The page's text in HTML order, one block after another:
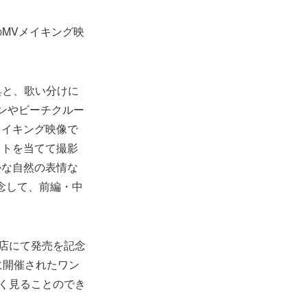
メイキング映
、歌い分けに
やビーチクルー
キング映像で
を当てて撮影
自然の表情な
して、前編・中
にて発売を記念
催されたワン
見ることのでき